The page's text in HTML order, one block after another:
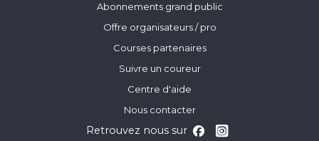
Abonnements grand public
Offre organisateurs / pro
Courses partenaires
Suivre un coureur
Centre d'aide
Nous contacter
Retrouvez nous sur